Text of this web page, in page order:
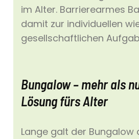
im Alter. Barrierearmes
damit zur individuellen
gesellschaftlichen
Bungalow – mehr als
Lösung fürs Alter
Lange galt der Bungalow